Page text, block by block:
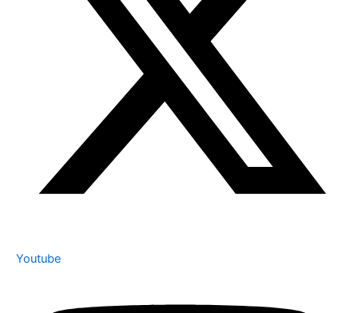
Youtube